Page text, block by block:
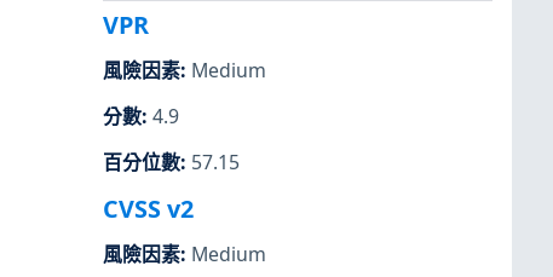
VPR
風險因素: Medium
分數: 4.9
百分位數: 57.15
CVSS v2
風險因素: Medium